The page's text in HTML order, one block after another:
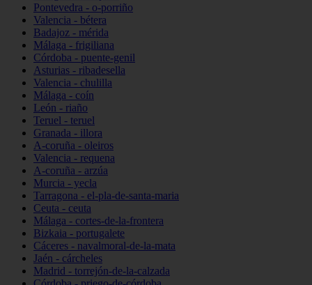
Pontevedra - o-porriño
Valencia - bétera
Badajoz - mérida
Málaga - frigiliana
Córdoba - puente-genil
Asturias - ribadesella
Valencia - chulilla
Málaga - coín
León - riaño
Teruel - teruel
Granada - illora
A-coruña - oleiros
Valencia - requena
A-coruña - arzúa
Murcia - yecla
Tarragona - el-pla-de-santa-maria
Ceuta - ceuta
Málaga - cortes-de-la-frontera
Bizkaia - portugalete
Cáceres - navalmoral-de-la-mata
Jaén - cárcheles
Madrid - torrejón-de-la-calzada